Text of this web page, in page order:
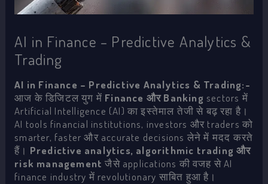
AI in Finance – Predictive Analytics &
Trading
AI in Finance – Predictive Analytics & Trading:-
आज के डिजिटल युग में Finance और Banking sectors में
Artificial Intelligence (AI) का इस्तेमाल तेजी से बढ़ रहा है।
AI tools financial institutions, investors और traders को
smarter, faster और accurate decisions लेने में मदद करते
हैं। Predictive analytics, algorithmic trading और
risk management जैसे applications की वजह से AI
finance industry में revolutionary साबित हुआ है।